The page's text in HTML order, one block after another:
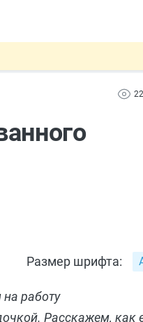
Размер шрифта:
работу
Расскажем, как